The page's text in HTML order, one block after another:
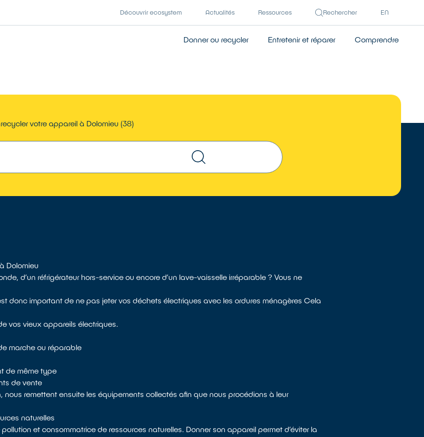
Découvrir ecosystem Actualités Ressources Rechercher EN
Donner ou recycler Entretenir et réparer Comprendre
votre appareil à Dolomieu (38)
Dolomieu
d’un réfrigérateur hors-service ou encore d’un lave-vaisselle irréparable ? Vous ne
donc important de ne pas jeter vos déchets électriques avec les ordures ménagères Cela
vos vieux appareils électriques.
marche ou réparable
de même type
de vente
, nous remettent ensuite les équipements collectés afin que nous procédions à leur
naturelles
et consommatrice de ressources naturelles. Donner son appareil permet d’éviter la